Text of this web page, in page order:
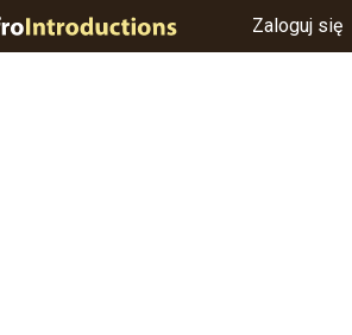
Zaloguj się